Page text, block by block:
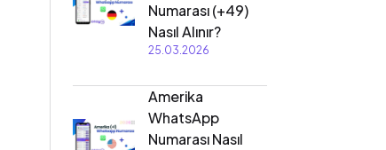
Numarası (+49)
Nasıl Alınır?
25.03.2026
Amerika
WhatsApp
Numarası Nasıl